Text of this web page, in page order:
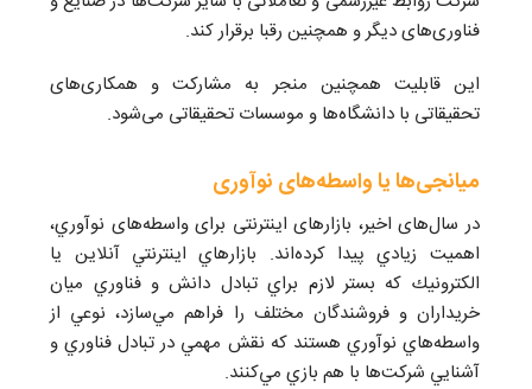
فناوری‌های ديگر و همچنين رقبا برقرار كند.
اين قابليت همچنين منجر به مشاركت و همكاری‌های
تحقيقاتی با دانشگاه‌ها و موسسات تحقيقاتی می‌شود.
ميانجی‌ها يا واسطه‌های نوآوری
در سال‌های اخير، بازارهای اينترنتی برای واسطه‌های نوآوري،
اهميت زيادي پيدا كرده‌اند. بازارهاي اينترنتي آنلاين يا
الكترونيك كه بستر لازم براي تبادل دانش و فناوري ميان
خريداران و فروشندگان مختلف را فراهم مي‌سازد، نوعي از
واسطه‌هاي نوآوري هستند كه نقش مهمي در تبادل فناوري و
آشنايي شركت‌ها با هم بازي مي‌كنند.